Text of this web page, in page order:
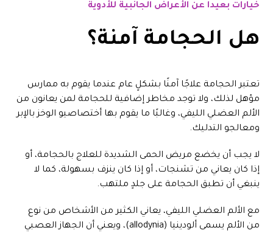
خيارات بعيدا عن الأعراض الجانبية للأدوية
هل الحجامة آمنة؟
تعتبر الحجامة علاجًا آمنًا بشكلٍ عام عندما يقوم به ممارس
مؤهل لذلك، ولا توجد مخاطر إضافية للحجامة لمن يعانون من
الألم العضلي الليفي، وغالبًا ما يقوم بها أختصاصيو الوخز بالإبر
ومعالجو التدليك.
لا يجب أن يخضع مريض الحمى الشديدة للعلاج بالحجامة، أو
إذا كان يعاني من تشنجات، أو إذا كان ينزف بسهولة، كما لا
ينبغي أن تطبق الحجامة على جلدٍ ملتهب.
مع الألم العضلي الليفي، يعاني الكثير من الأشخاص من نوع
من الألم يسمى ألودينيا (allodynia)، ويعني أن الجهاز العصبي